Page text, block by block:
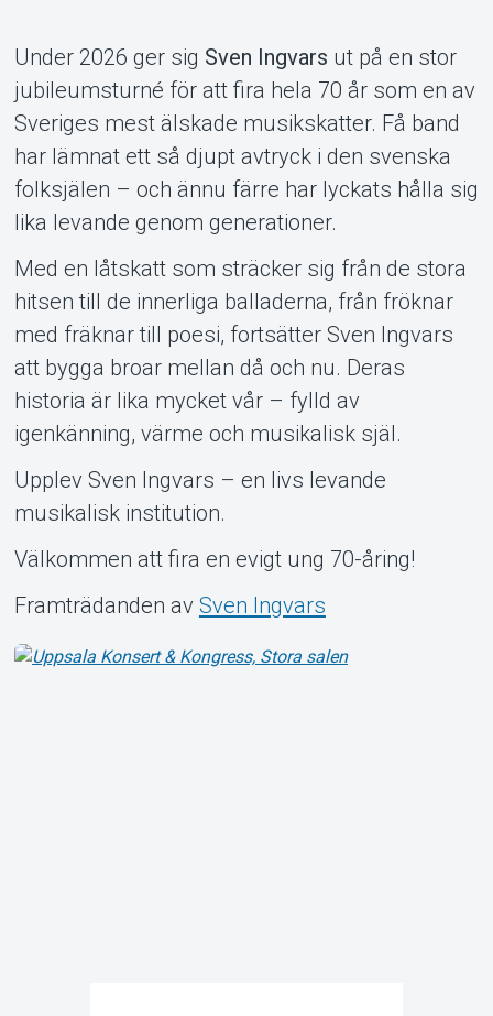
Support
Om Tickster
Under 2026 ger sig Sven Ingvars ut på en stor
jubileumsturné för att fira hela 70 år som en av
Sveriges mest älskade musikskatter. Få band
har lämnat ett så djupt avtryck i den svenska
folksjälen – och ännu färre har lyckats hålla sig
lika levande genom generationer.
Med en låtskatt som sträcker sig från de stora
hitsen till de innerliga balladerna, från fröknar
med fräknar till poesi, fortsätter Sven Ingvars
att bygga broar mellan då och nu. Deras
historia är lika mycket vår – fylld av
igenkänning, värme och musikalisk själ.
Upplev Sven Ingvars – en livs levande
musikalisk institution.
Välkommen att fira en evigt ung 70-åring!
Framträdanden av Sven Ingvars